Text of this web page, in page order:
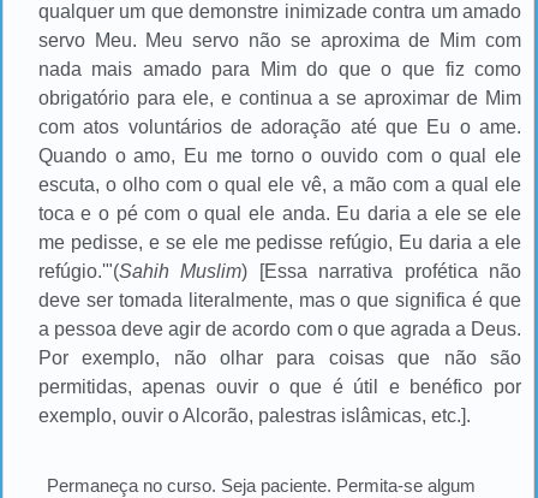
qualquer um que demonstre inimizade contra um amado
servo Meu. Meu servo não se aproxima de Mim com
nada mais amado para Mim do que o que fiz como
obrigatório para ele, e continua a se aproximar de Mim
com atos voluntários de adoração até que Eu o ame.
Quando o amo, Eu me torno o ouvido com o qual ele
escuta, o olho com o qual ele vê, a mão com a qual ele
toca e o pé com o qual ele anda. Eu daria a ele se ele
me pedisse, e se ele me pedisse refúgio, Eu daria a ele
refúgio.'"(Sahih Muslim) [Essa narrativa profética não
deve ser tomada literalmente, mas o que significa é que
a pessoa deve agir de acordo com o que agrada a Deus.
Por exemplo, não olhar para coisas que não são
permitidas, apenas ouvir o que é útil e benéfico por
exemplo, ouvir o Alcorão, palestras islâmicas, etc.].
Permaneça no curso. Seja paciente. Permita-se algum